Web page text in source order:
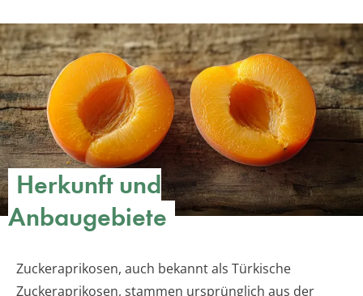
Herkunft und
Anbaugebiete
Zuckeraprikosen, auch bekannt als Türkische
Zuckeraprikosen, stammen ursprünglich aus der